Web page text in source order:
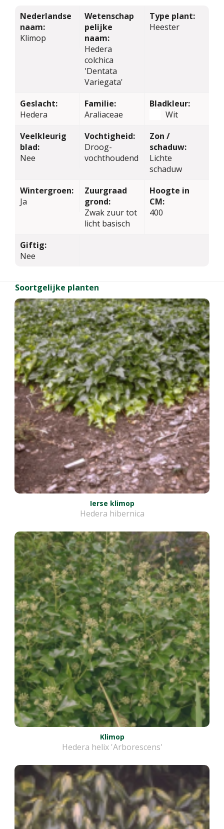
Nederlandse
naam:
Klimop
Wetenschap
pelijke
naam:
Hedera
colchica
'Dentata
Variegata'
Type plant:
Heester
Geslacht:
Hedera
Familie:
Araliaceae
Bladkleur:
Wit
Veelkleurig
blad:
Nee
Vochtigheid:
Droog-
vochthoudend
Zon /
schaduw:
Lichte
schaduw
Wintergroen:
Ja
Zuurgraad
grond:
Zwak zuur tot
licht basisch
Hoogte in
CM:
400
Giftig:
Nee
Soortgelijke planten
Ierse klimop
Hedera hibernica
Klimop
Hedera helix 'Arborescens'